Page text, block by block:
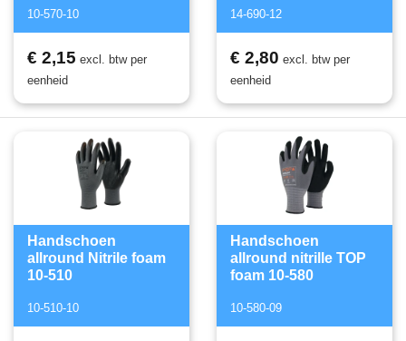
10-570-10
€ 2,15 excl. btw per
eenheid
14-690-12
€ 2,80 excl. btw per
eenheid
Handschoen
allround Nitrile foam
10-510
10-510-10
Handschoen
allround nitrille TOP
foam 10-580
10-580-09